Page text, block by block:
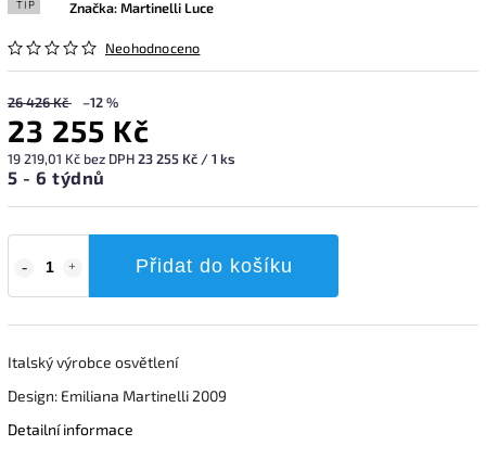
TIP
Neohodnoceno
Značka:Martinelli Luce
26 426 Kč –12 %
23 255 Kč
19 219,01 Kč bez DPH23 255 Kč / 1 ks
5 - 6 týdnů
Přidat do košíku
Italský výrobce osvětlení
Design: Emiliana Martinelli 2009
Detailní informace